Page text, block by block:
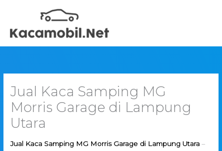
content
Jual Kaca Samping MG
Morris Garage di Lampung
Utara
Jual Kaca Samping MG Morris Garage di Lampung Utara –